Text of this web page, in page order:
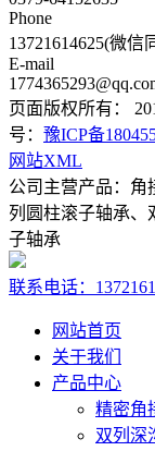
Phone
13721614625(微信
E-mail
页面版权所有：
号： 豫ICP备
网站XML
公司主营产品：角
列圆柱滚子轴承、
子轴承
联系电话：
网站首页
关于我们
产品中心
精密角
双列深